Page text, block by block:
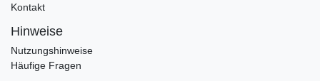
Kontakt
Hinweise
Nutzungshinweise
Häufige Fragen